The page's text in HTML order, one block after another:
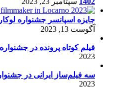
جایزه اسپانسر جشنواره
آگوست 13, 2023
فیلم کوتاه پرونده در جشنواره
2023
سه فیلم‌ساز ایرانی در جشنواره
2023